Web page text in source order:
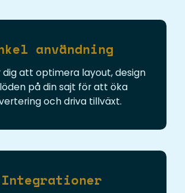
användning
dig att optimera layout, design
på din sajt för att öka
och driva tillväxt.
Integrationer